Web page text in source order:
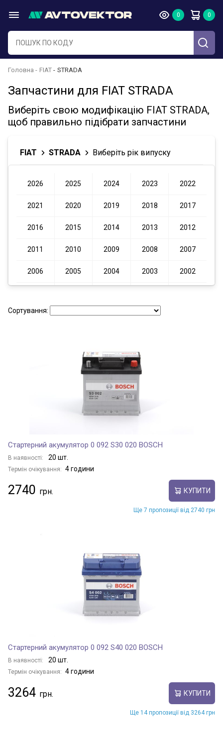
Головна FIAT STRADA
Запчастини для FIAT STRADA
Виберіть свою модифікацію FIAT STRADA,
щоб правильно підібрати запчастини
FIAT STRADA Виберіть рік випуску
2026 2025 2024 2023 2022
2021 2020 2019 2018 2017
2016 2015 2014 2013 2012
2011 2010 2009 2008 2007
2006 2005 2004 2003 2002
Сортування:
Стартерний акумулятор 0 092 S30 020 BOSCH
В наявності: 20 шт.
Термін очікування: 4 години
2740 КУПИТИ
Ще 7 пропозиції від 2740 грн
Стартерний акумулятор 0 092 S40 020 BOSCH
В наявності: 20 шт.
Термін очікування: 4 години
3264 КУПИТИ
Ще 14 пропозиції від 3264 грн